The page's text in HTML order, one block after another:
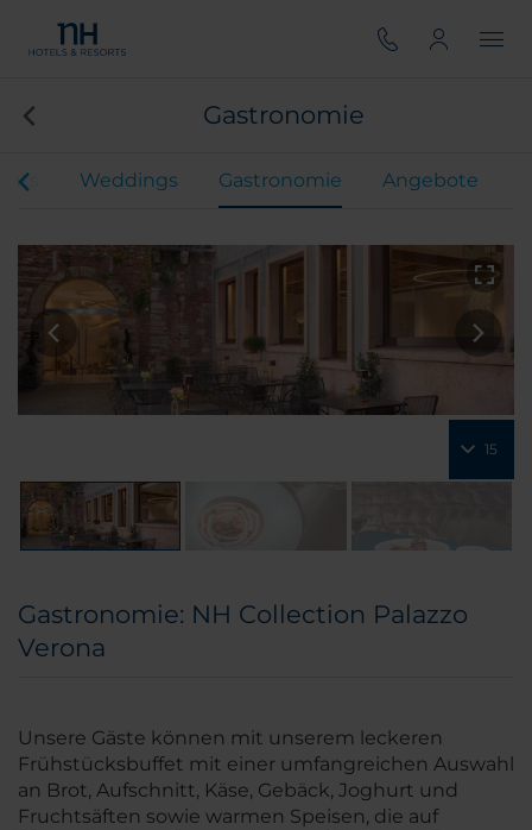
Gastronomie
Weddings Gastronomie Angebote
15
Gastronomie: NH Collection Palazzo
Verona
Unsere Gäste können mit unserem leckeren
Frühstücksbuffet mit einer umfangreichen Auswahl
an Brot, Aufschnitt, Käse, Gebäck, Joghurt und
Fruchtsäften sowie warmen Speisen, die auf